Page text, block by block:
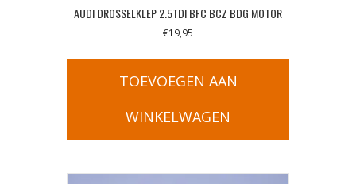
AUDI DROSSELKLEP 2.5TDI BFC BCZ BDG MOTOR
€19,95
TOEVOEGEN AAN
WINKELWAGEN